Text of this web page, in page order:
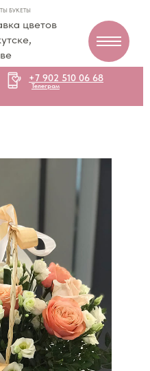
цветов
БУКЕТЫ
+7 902 510 06 68
Телеграм